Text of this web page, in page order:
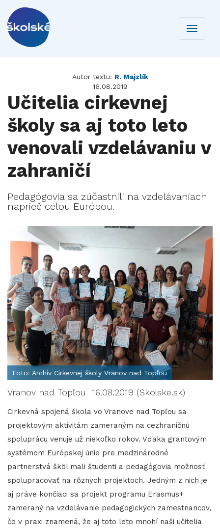
Toggle
Autor textu: R. Majzlík
16.08.2019
Učitelia cirkevnej
školy sa aj toto leto
venovali vzdelávaniu v
zahraničí
Pedagógovia sa zúčastnili na vzdelávaniach
naprieč celou Európou.
Foto: Archív Cirkevnej školy Vranov nad Topľou
Vranov nad Topľou 16.08.2019 (Skolske.sk)
Cirkevná spojená škola vo Vranove nad Topľou sa
projektovým aktivitám zameraným na cezhraničnú
spoluprácu venuje už niekoľko rokov. Vďaka grantovým
systémom Európskej únie pre medzinárodné
partnerstvá škôl mali študenti a pedagógovia možnosť
spolupracovať na rôznych projektoch. Jedným z nich je
aj práve končiaci sa projekt programu Erasmus+
zameraný na vzdelávanie pedagogických zamestnancov,
čo v praxi znamená, že aj toto leto mnohí naši učitelia